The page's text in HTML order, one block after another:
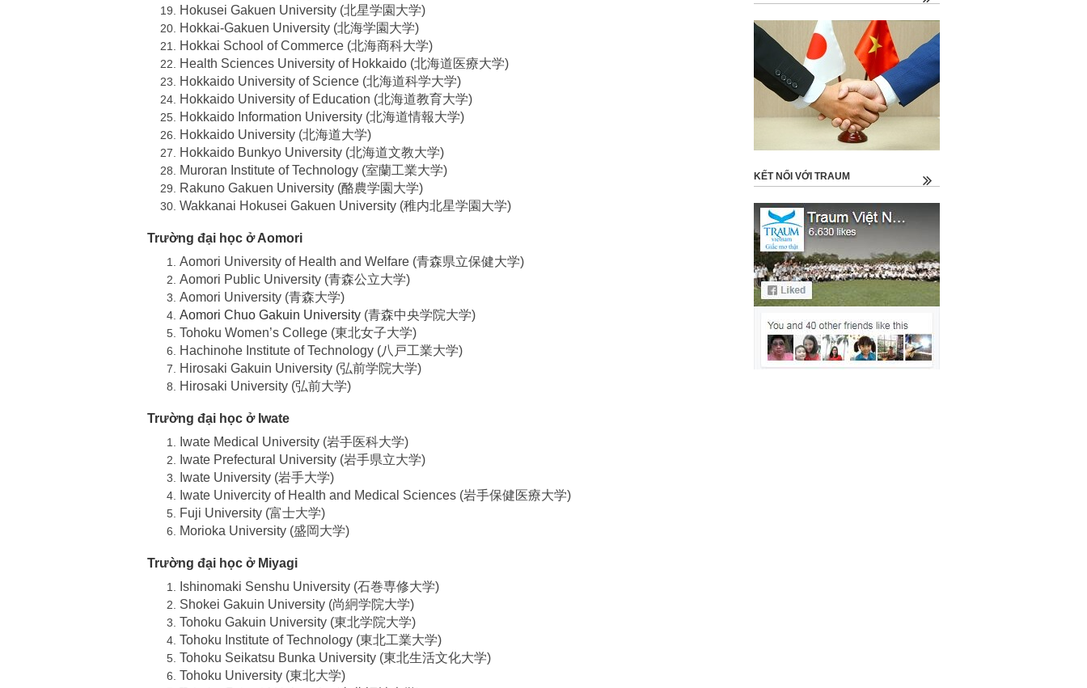
Hokusei Gakuen University (北星学園大学)
Hokkai-Gakuen University (北海学園大学)
Hokkai School of Commerce (北海商科大学)
Health Sciences University of Hokkaido (北海道医療大学)
Hokkaido University of Science (北海道科学大学)
Hokkaido University of Education (北海道教育大学)
Hokkaido Information University (北海道情報大学)
Hokkaido University (北海道大学)
Hokkaido Bunkyo University (北海道文教大学)
Muroran Institute of Technology (室蘭工業大学)
Rakuno Gakuen University (酪農学園大学)
Wakkanai Hokusei Gakuen University (稚内北星学園大学)
Trường đại học ở Aomori
Aomori University of Health and Welfare (青森県立保健大学)
Aomori Public University (青森公立大学)
Aomori University (青森大学)
Aomori Chuo Gakuin University (青森中央学院大学)
Tohoku Women’s College (東北女子大学)
Hachinohe Institute of Technology (八戸工業大学)
Hirosaki Gakuin University (弘前学院大学)
Hirosaki University (弘前大学)
Trường đại học ở Iwate
Iwate Medical University (岩手医科大学)
Iwate Prefectural University (岩手県立大学)
Iwate University (岩手大学)
Iwate Univercity of Health and Medical Sciences (岩手保健医療大学)
Fuji University (富士大学)
Morioka University (盛岡大学)
Trường đại học ở Miyagi
Ishinomaki Senshu University (石巻専修大学)
Shokei Gakuin University (尚絅学院大学)
Tohoku Gakuin University (東北学院大学)
Tohoku Institute of Technology (東北工業大学)
Tohoku Seikatsu Bunka University (東北生活文化大学)
Tohoku University (東北大学)
KẾT NỐI VỚI TRAUM